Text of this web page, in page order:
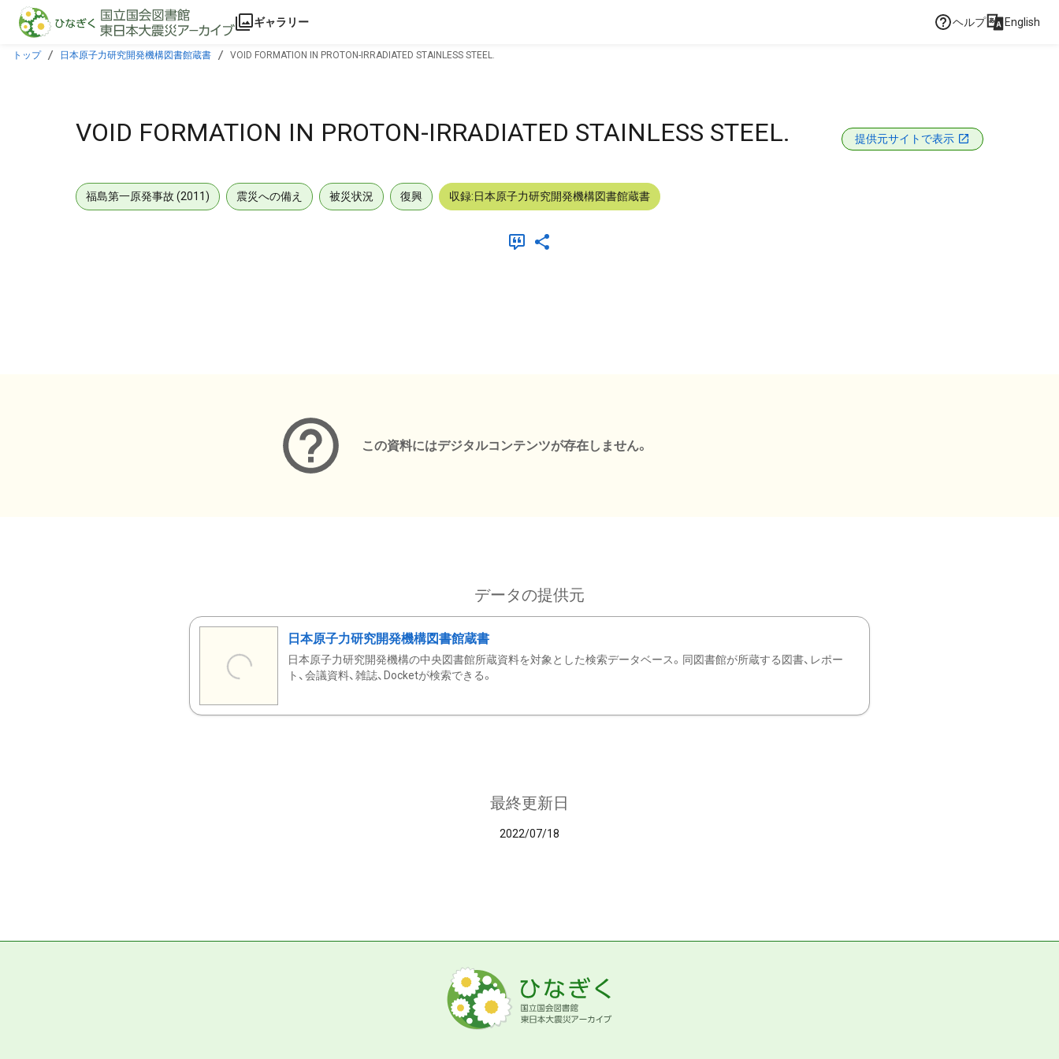
本文に飛ぶ
ギャラリー ヘルプ English
トップ 日本原子力研究開発機構図書館蔵書 VOID FORMATION IN PROTON-IRRADIATED STAINLESS STEEL.
VOID FORMATION IN PROTON-IRRADIATED STAINLESS STEEL. 提供元サイトで表示
福島第一原発事故 (2011) 震災への備え 被災状況 復興 収録:日本原子力研究開発機構図書館蔵書
この資料にはデジタルコンテンツが存在しません。
データの提供元
日本原子力研究開発機構図書館蔵書
日本原子力研究開発機構の中央図書館所蔵資料を対象とした検索データベース。同図書館が所蔵する図書、レポー
ト、会議資料、雑誌、Docketが検索できる。
最終更新日
2022/07/18